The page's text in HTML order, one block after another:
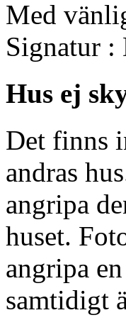
Med
Signatur :
Hus ej
Det finns
andras
angripa
huset.
angripa
samtidigt